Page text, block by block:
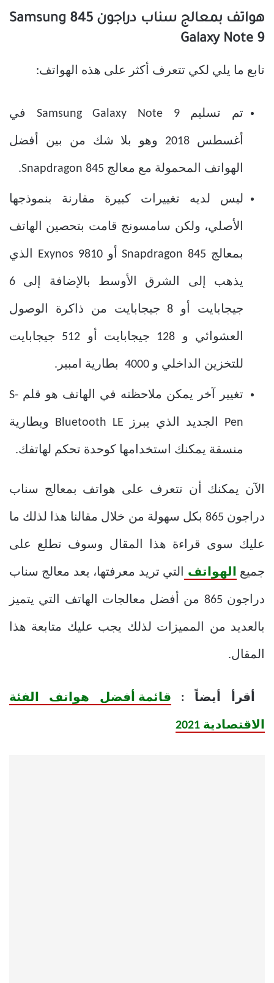
هواتف بمعالج سناب دراجون 845 Samsung
Galaxy Note 9
تابع ما يلي لكي تتعرف أكثر على هذه الهواتف:
تم تسليم Samsung Galaxy Note 9 في
أغسطس 2018 وهو بلا شك من بين أفضل
الهواتف المحمولة مع معالج Snapdragon 845.
ليس لديه تغييرات كبيرة مقارنة بنموذجها
الأصلي، ولكن سامسونج قامت بتحصين الهاتف
بمعالج Snapdragon 845 أو Exynos 9810 الذي
يذهب إلى الشرق الأوسط بالإضافة إلى 6
جيجابايت أو 8 جيجابايت من ذاكرة الوصول
العشوائي و 128 جيجابايت أو 512 جيجابايت
للتخزين الداخلي و 4000 بطارية امبير.
تغيير آخر يمكن ملاحظته في الهاتف هو قلم S-
Pen الجديد الذي يبرز Bluetooth LE وبطارية
منسقة يمكنك استخدامها كوحدة تحكم لهاتفك.
الآن يمكنك أن تتعرف على هواتف بمعالج سناب
دراجون 865 بكل سهولة من خلال مقالنا هذا لذلك ما
عليك سوى قراءة هذا المقال وسوف تطلع على
جميع الهواتف التي تريد معرفتها، يعد معالج سناب
دراجون 865 من أفضل معالجات الهاتف التي يتميز
بالعديد من المميزات لذلك يجب عليك متابعة هذا
المقال.
أقرأ أيضاً : قائمة أفضل هواتف الفئة
الاقتصادية 2021